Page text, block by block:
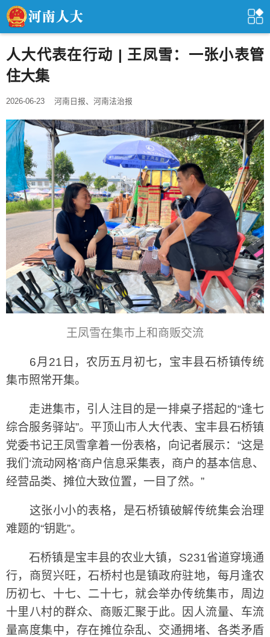
人大代表在行动 | 王凤雪：一张小表管
住大集
2026-06-23 河南日报、河南法治报
王凤雪在集市上和商贩交流
6月21日，农历五月初七，宝丰县石桥镇传统
集市照常开集。
走进集市，引人注目的是一排桌子搭起的“逢七
综合服务驿站”。平顶山市人大代表、宝丰县石桥镇
党委书记王凤雪拿着一份表格，向记者展示：“这是
我们‘流动网格’商户信息采集表，商户的基本信息、
经营品类、摊位大致位置，一目了然。”
这张小小的表格，是石桥镇破解传统集会治理
难题的“钥匙”。
石桥镇是宝丰县的农业大镇，S231省道穿境通
行，商贸兴旺，石桥村也是镇政府驻地，每月逢农
历初七、十七、二十七，就会举办传统集市，周边
十里八村的群众、商贩汇聚于此。因人流量、车流
量高度集中，存在摊位杂乱、交通拥堵、各类矛盾